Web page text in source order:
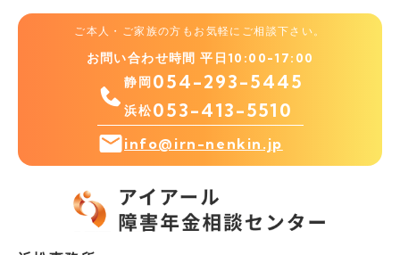
ご本人・ご家族の方もお気軽にご相談下さい。
お問い合わせ時間 平日10:00-17:00
静岡054-293-5445
浜松053-413-5510
info@irn-nenkin.jp